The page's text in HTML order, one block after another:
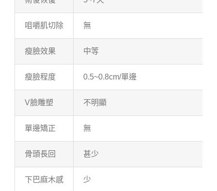
咀嚼肌切除 無
瘦臉效果 中等
瘦臉程度 0.5~0.8cm/單邊
V臉雕塑 不明顯
單邊矯正 無
骨頭長回 甚少
下巴麻木感 少